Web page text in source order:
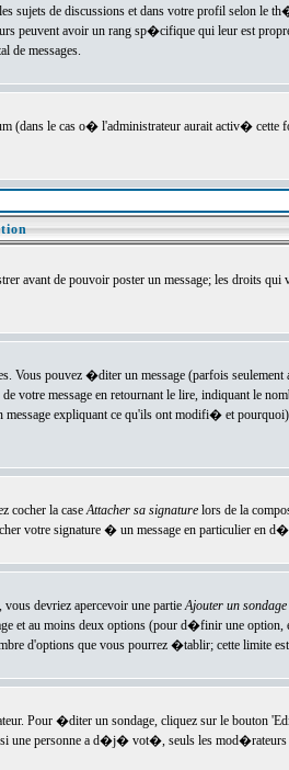
sujets de discussions et dans votre profil selon le
peuvent avoir un rang sp�cifique qui leur est
de messages.
le cas o� l'administrateur aurait activ�
avant de pouvoir poster un message; les droits
Vous pouvez �diter un message (parfois
message en retournant le lire, indiquant le
expliquant ce qu'ils ont modifi� et
cocher la caseAttacher sa signaturelors de la
votre signature � un message en particulier en
devriez apercevoir une partieAjouter un sondage
et au moins deux options (pour d�finir une
d'options que vous pourrez �tablir; cette limite
Pour �diter un sondage, cliquez sur le bouton
une personne a d�j� vot�, seuls les